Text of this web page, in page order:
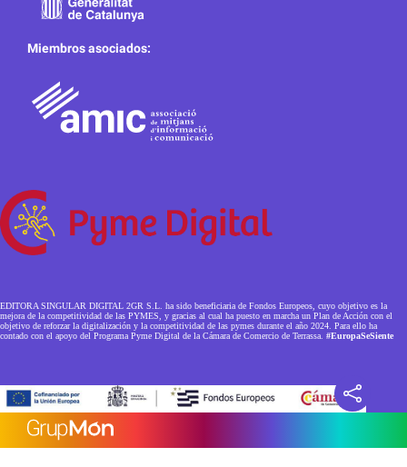
Miembros asociados:
EDITORA SINGULAR DIGITAL 2GR S.L. ha sido beneficiaria de Fondos Europeos, cuyo objetivo es la
mejora de la competitividad de las PYMES, y gracias al cual ha puesto en marcha un Plan de Acción con el
objetivo de reforzar la digitalización y la competitividad de las pymes durante el año 2024. Para ello ha
contado con el apoyo del Programa Pyme Digital de la Cámara de Comercio de Terrassa. #EuropaSeSiente